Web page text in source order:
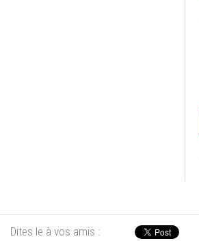
Dites le à vos amis :